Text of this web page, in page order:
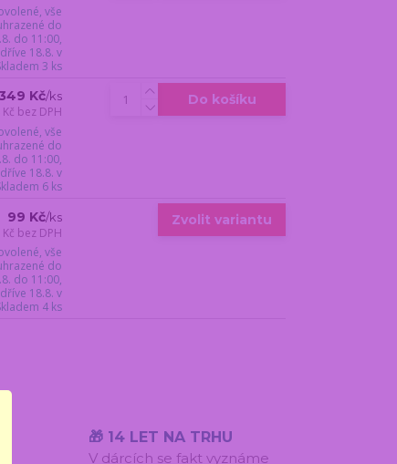
vše
do
do 11:00,
18.8. v
3 ks
349 Kč/ks
bez DPH
vše
do
do 11:00,
18.8. v
6 ks
Do košíku
99 Kč/ks
bez DPH
vše
do
do 11:00,
18.8. v
4 ks
Zvolit variantu
🎁 14 LET NA TRHU
V dárcích se fakt vyznáme